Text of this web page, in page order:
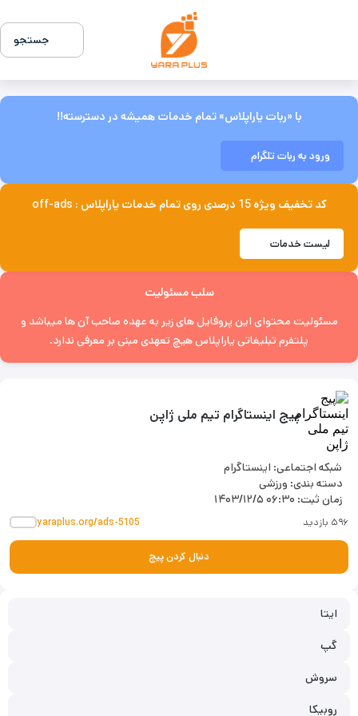
جستجو
با «ربات یاراپلاس» تمام خدمات همیشه در دسترسته!!
ورود به ربات تلگرام
کد تخفیف ویژه 15 درصدی روی تمام خدمات یاراپلاس : off-ads
لیست خدمات
سلب مسئولیت
مسئولیت محتوای این پروفایل های زیر به عهده صاحب آن ها میباشد و
پلتفرم تبلیغاتی یاراپلاس هیچ تعهدی مبنی بر معرفی ندارد.
پیج اینستاگرام تیم ملی ژاپن
شبکه اجتماعی: اینستاگرام
دسته بندی: ورزشی
زمان ثبت: ۱۴۰۳/۱۲/۵ ۰۶:۳۰
۵۹۶ بازدید yaraplus.org/ads-5105
دنبال کردن پیج
ایتا
گپ
سروش
روبیکا